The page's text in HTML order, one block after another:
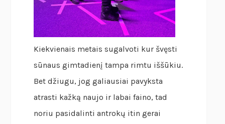
Kiekvienais metais sugalvoti kur švęsti
sūnaus gimtadienį tampa rimtu iššūkiu.
Bet džiugu, jog galiausiai pavyksta
atrasti kažką naujo ir labai faino, tad
noriu pasidalinti antrokų itin gerai